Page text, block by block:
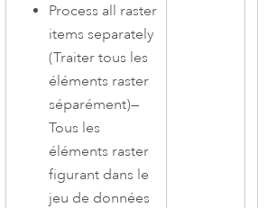
Process all raster
items separately
(Traiter tous les
éléments raster
séparément)—
Tous les
éléments raster
figurant dans le
jeu de données